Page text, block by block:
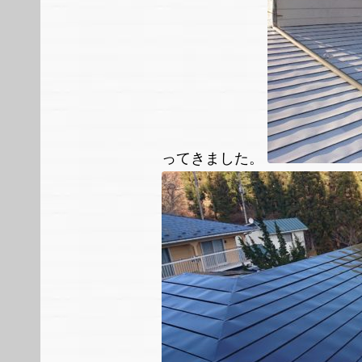
ってきました。